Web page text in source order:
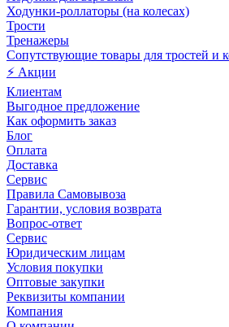
Ходунки-роллаторы (на колесах)
Трости
Тренажеры
Сопутствующие товары для тростей и
⚡ Акции
Клиентам
Выгодное предложение
Как оформить заказ
Блог
Оплата
Доставка
Сервис
Правила Самовывоза
Гарантии, условия возврата
Вопрос-ответ
Сервис
Юридическим лицам
Условия покупки
Оптовые закупки
Реквизиты компании
Компания